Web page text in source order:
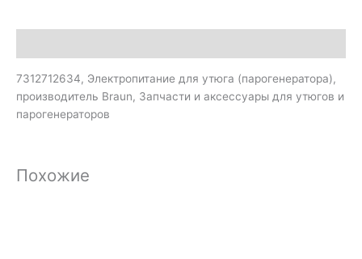
7312712634, Электропитание для утюга (парогенератора),
производитель Braun, Запчасти и аксессуары для утюгов и
парогенераторов
Похожие